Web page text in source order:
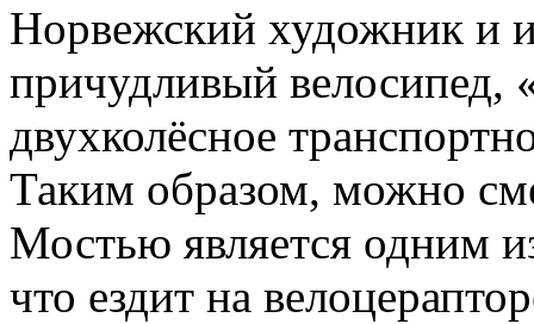
Норвежский художник и
причудливый велосипед,
двухколёсное
Таким образом, можно
Мостью является одним
что ездит на